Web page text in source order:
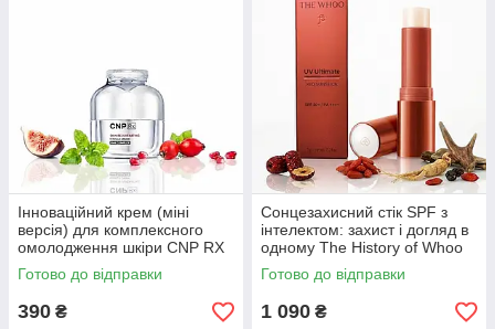
Інноваційний крем (міні
версія) для комплексного
омолодження шкіри CNP RX
Skin Rejuvenating Miracle
Cream 10 ml
Готово до відправки
390 ₴
Сонцезахисний стік SPF з
інтелектом: захист і догляд в
одному The History of Whoo
UV Ultimate Red Sunstick SPF
50+ / PA++++
Готово до відправки
1 090 ₴